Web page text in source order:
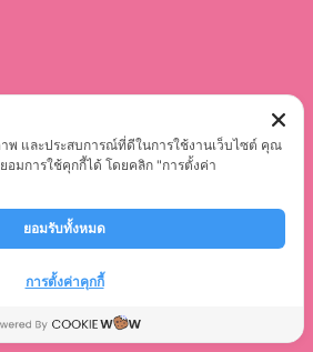
. ALL RIGHTS RESERVED.
าพ และประสบการณ์ที่ดีในการใช้งานเว็บไซต์ คุณ
อมการใช้คุกกี้ได้ โดยคลิก "การตั้งค่า
ยอมรับทั้งหมด
การตั้งค่าคุกกี้